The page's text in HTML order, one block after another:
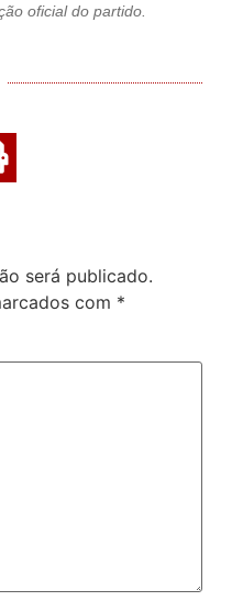
oficial do partido.
será publicado.
com *